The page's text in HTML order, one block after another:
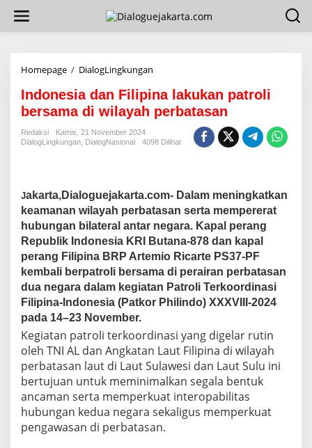
w
Homepage / DialogLingkungan
d
o
n
s
a
n
i
l
i
p
i
n
a
a
u
k
a
n
p
a
t
Indonesia dan Filipina lakukan patroli
bersama di wilayah perbatasan
Redaksi
Kamis, 21 November 2024
DialogLingkungan DialogNasional 4098 Dilihat
Jakarta,Dialoguejakarta.com- Dalam meningkatkan
keamanan wilayah perbatasan serta mempererat
hubungan bilateral antar negara. Kapal perang
Republik Indonesia KRI Butana-878 dan kapal
perang Filipina BRP Artemio Ricarte PS37-PF
kembali berpatroli bersama di perairan perbatasan
dua negara dalam kegiatan Patroli Terkoordinasi
Filipina-Indonesia (Patkor Philindo) XXXVIII-2024
pada 14–23 November.
Kegiatan patroli terkoordinasi yang digelar rutin
oleh TNI AL dan Angkatan Laut Filipina di wilayah
perbatasan laut di Laut Sulawesi dan Laut Sulu ini
bertujuan untuk meminimalkan segala bentuk
ancaman serta memperkuat interopabilitas
hubungan kedua negara sekaligus memperkuat
pengawasan di perbatasan.